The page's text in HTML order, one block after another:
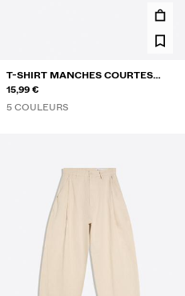
T-SHIRT MANCHES COURTES
SPORT IMPRIMÉ
15,99 €
5 COULEURS